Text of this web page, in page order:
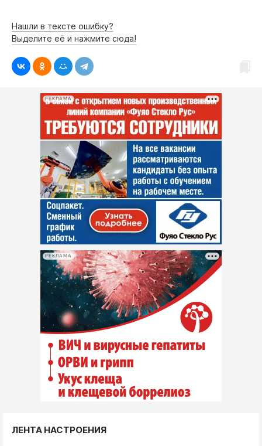
Нашли в тексте ошибку?
Выделите её и нажмите сюда!
РЕКЛАМА
РЕКЛАМА
ЛЕНТА НАСТРОЕНИЯ